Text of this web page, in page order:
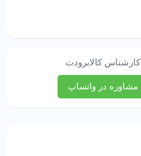
کارشناس کالابرودت
مشاوره در واتساپ